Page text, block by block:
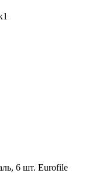
6 шт. Eurofile